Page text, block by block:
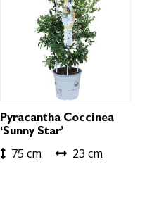
Pyracantha Coccinea
‘Sunny Star’
75 cm 23 cm